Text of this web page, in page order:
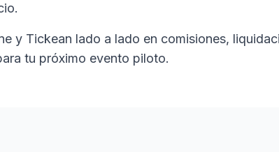
y Tickean lado a lado en comisiones,
tu próximo evento piloto.